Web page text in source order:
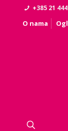
+385 21
O nama